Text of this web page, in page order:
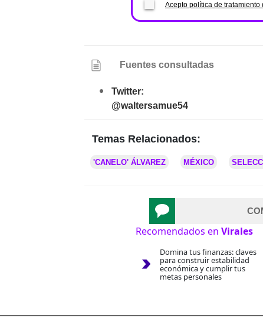
Acepto política de tratamiento
Fuentes consultadas
Twitter:
@waltersamue54
Temas Relacionados:
'CANELO' ÁLVAREZ MÉXICO
Recomendados en Virales
Domina tus finanzas: claves
para construir estabilidad
económica y cumplir tus
metas personales